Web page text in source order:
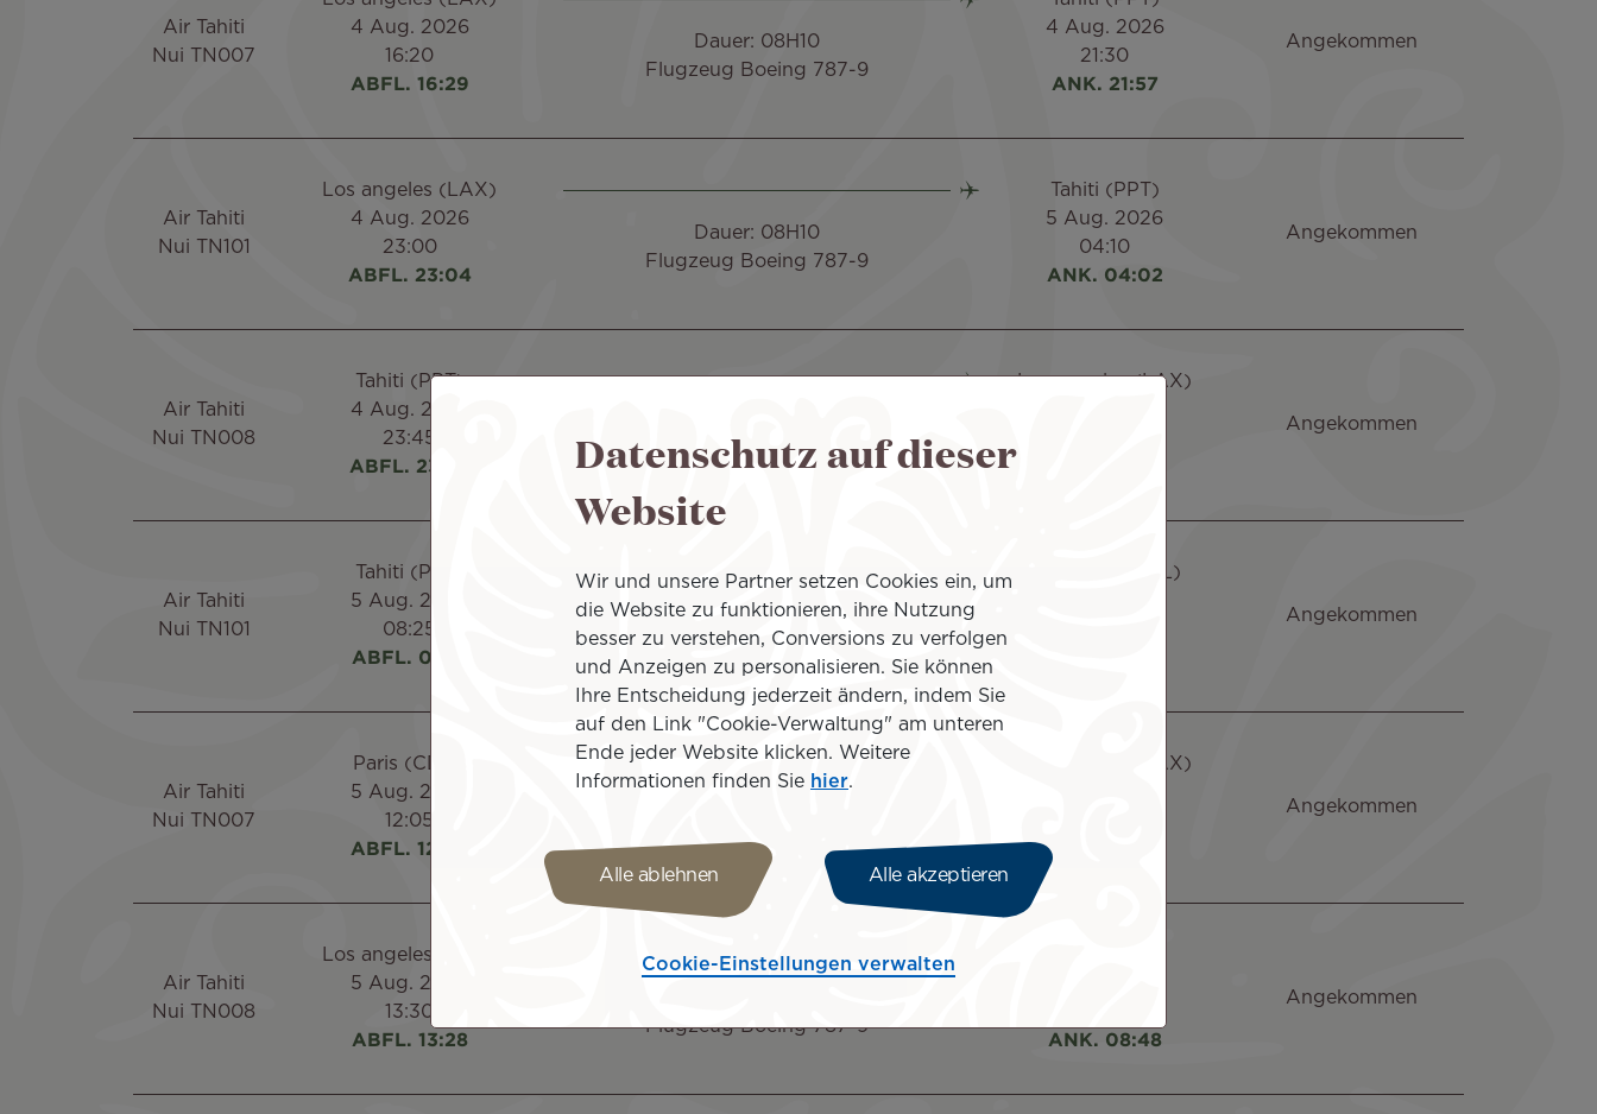
Air Tahiti
Nui TN007
4 Aug. 2026
16:20
ABFL. 16:29
Dauer: 08H10
Flugzeug Boeing 787-9
4 Aug. 2026
21:30
ANK. 21:57
Angekommen
Air Tahiti
Nui TN101
Los angeles (LAX)
4 Aug. 2026
23:00
ABFL. 23:04
Dauer: 08H10
Flugzeug Boeing 787-9
Tahiti (PPT)
5 Aug. 2026
04:10
ANK. 04:02
Angekommen
Air Tahiti
Nui TN008
Tahiti (PPT)
4 Aug. 2026
23:45
ABFL. 23:26
Flugzeug Boeing 787-9
Los angeles (LAX)
Angekommen
Air Tahiti
Nui TN101
Tahiti (PPT)
5 Aug. 2026
08:25
ABFL. 08:11
Dauer: 05H45
Flugzeug Boeing 787-9
Auckland (AKL)
Angekommen
Air Tahiti
Nui TN007
Paris (CDG)
5 Aug. 2026
12:05
ABFL. 12:20
Los angeles (LAX)
ANK. 14:29
Angekommen
Air Tahiti
Nui TN008
Los angeles (LAX)
5 Aug. 2026
13:30
ABFL. 13:28
Flugzeug Boeing 787-9
ANK. 08:48
Angekommen
Datenschutz auf dieser
Website
Wir und unsere Partner setzen Cookies ein, um
die Website zu funktionieren, ihre Nutzung
besser zu verstehen, Conversions zu verfolgen
und Anzeigen zu personalisieren. Sie können
Ihre Entscheidung jederzeit ändern, indem Sie
auf den Link "Cookie-Verwaltung" am unteren
Ende jeder Website klicken. Weitere
Informationen finden Sie hier.
Alle ablehnen Alle akzeptieren
Cookie-Einstellungen verwalten